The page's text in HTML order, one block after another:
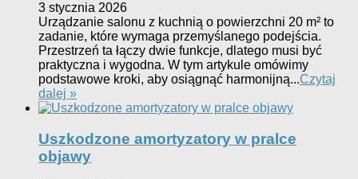
3 stycznia 2026
Urządzanie salonu z kuchnią o powierzchni 20 m² to
zadanie, które wymaga przemyślanego podejścia.
Przestrzeń ta łączy dwie funkcje, dlatego musi być
praktyczna i wygodna. W tym artykule omówimy
podstawowe kroki, aby osiągnąć harmonijną...Czytaj
dalej »
Uszkodzone amortyzatory w pralce
objawy